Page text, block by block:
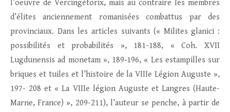
l’oeuvre de Vercingétorix, mais au contraire les membres
d’élites anciennement romanisées combattus par des
provinciaux. Dans les articles suivants (« Milites glanici :
possibilités et probabilités », 181-188, « Coh. XVII
Lugdunensis ad monetam », 189‑196, « Les estampilles sur
briques et tuiles et l’histoire de la VIIIe Légion Auguste »,
197- 208 et « La VIIIe légion Auguste et Langres (Haute-
Marne, France) », 209-211), l’auteur se penche, à partir de